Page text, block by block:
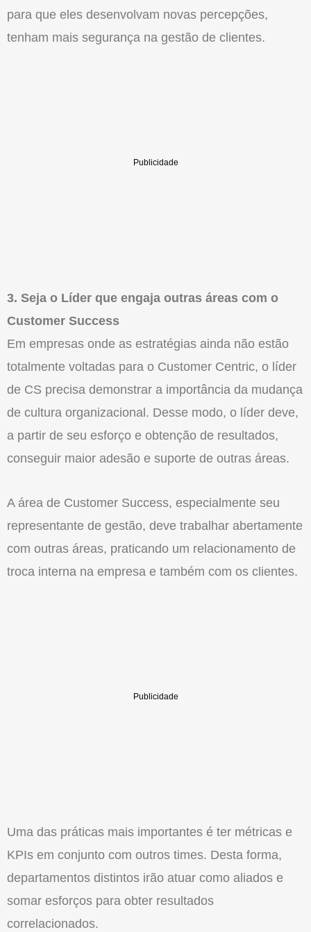
para que eles desenvolvam novas percepções,
tenham mais segurança na gestão de clientes.
3. Seja o Líder que engaja outras áreas com o
Customer Success
Em empresas onde as estratégias ainda não estão
totalmente voltadas para o Customer Centric, o líder
de CS precisa demonstrar a importância da mudança
de cultura organizacional. Desse modo, o líder deve,
a partir de seu esforço e obtenção de resultados,
conseguir maior adesão e suporte de outras áreas.
A área de Customer Success, especialmente seu
representante de gestão, deve trabalhar abertamente
com outras áreas, praticando um relacionamento de
troca interna na empresa e também com os clientes.
Uma das práticas mais importantes é ter métricas e
KPIs em conjunto com outros times. Desta forma,
departamentos distintos irão atuar como aliados e
somar esforços para obter resultados
correlacionados.